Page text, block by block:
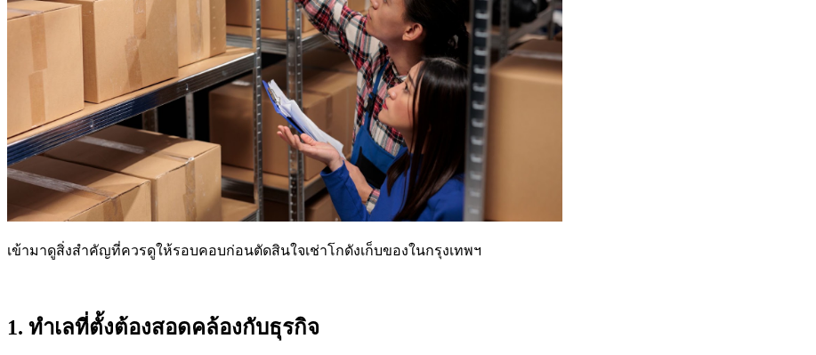
เข้ามาดูสิ่งสำคัญที่ควรดูให้รอบคอบก่อนตัดสินใจเช่าโกดังเก็บของในกรุงเทพฯ
1. ทำเลที่ตั้งต้องสอดคล้องกับธุรกิจ